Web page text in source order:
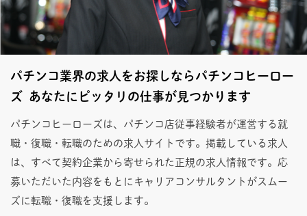
パチンコ業界の求人をお探しならパチンコヒーロー
ズ あなたにピッタリの仕事が見つかります
パチンコヒーローズは、パチンコ店従事経験者が運営する就
職・復職・転職のための求人サイトです。掲載している求人
は、すべて契約企業から寄せられた正規の求人情報です。応
募いただいた内容をもとにキャリアコンサルタントがスムー
ズに転職・復職を支援します。